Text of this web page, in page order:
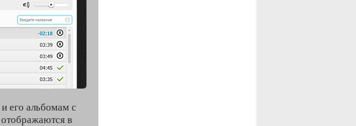
его альбомам с
в